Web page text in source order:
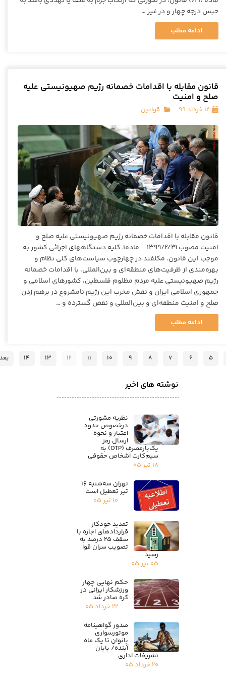
حبس درجه چهار و در غیر …
ادامه مطلب
قانون مقابله با اقدامات خصمانه رژیم صهیونیستی علیه
صلح و امنیت
۱۲ خرداد ۹۹ قوانین
قانون مقابله با اقدامات خصمانه رژیم صهیونیستی علیه صلح و
امنیت مصوب ۱۳۹۹/۲/۲۹ ماده۱ـ کلیه دستگاههای اجرائی کشور به
موجب این قانون، مکلفند در چهارچوب سیاست‌های کلی نظام و
بهره‌مندی از ظرفیت‌های منطقه‌ای و بین‌المللی، با اقدامات خصمانه
رژیم صهیونیستی علیه مردم مظلوم فلسطین، کشورهای اسلامی و
جمهوری اسلامی ایران و نقش مخرب این رژیم نامشروع در برهم زدن
صلح و امنیت منطقه‌ای و بین‌المللی و نقض گسترده و …
ادامه مطلب
۵ ۶ ۷ ۸ ۹ ۱۰ ۱۱ ۱۲ ۱۳ ۱۴
نوشته های اخیر
نظریه مشورتی
درخصوص حدود
اعتبار و نحوه
ارسال رمز
یک‌بارمصرف (OTP) به
سیم‌کارت اشخاص حقوقی
۱۸ تیر ۰۵
تهران سه‌شنبه ۱۶
تیر تعطیل است
۱۰ تیر ۰۵
تمدید خودکار
قراردادهای اجاره با
سقف ۲۵ درصد به
تصویب سران قوا
رسید
۰۵ تیر ۰۵
حکم نهایی چهار
ورزشکار ایرانی در
کره صادر شد
۲۲ خرداد ۰۵
صدور گواهینامه
موتورسواری
بانوان تا یک ماه
آینده/ پایان
تشریفات اداری
۲۰ خرداد ۰۵